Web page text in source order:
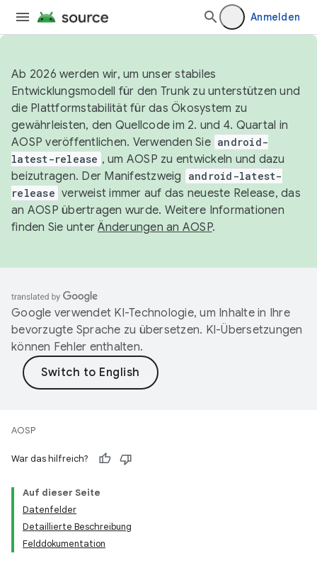
Anmelden
Ab 2026 werden wir, um unser stabiles
Entwicklungsmodell für den Trunk zu unterstützen und
die Plattformstabilität für das Ökosystem zu
gewährleisten, den Quellcode im 2. und 4. Quartal in
AOSP veröffentlichen. Verwenden Sie android-
latest-release , um AOSP zu entwickeln und dazu
beizutragen. Der Manifestzweig
android-latest-
release verweist immer auf das neueste Release, das
an AOSP übertragen wurde. Weitere Informationen
finden Sie unterÄnderungen an AOSP.
Google verwendet KI-Technologie, um Inhalte in Ihre
bevorzugte Sprache zu übersetzen. KI-Übersetzungen
können Fehler enthalten.
AOSP
War das hilfreich?
Auf dieser Seite
Datenfelder
Detaillierte Beschreibung
Felddokumentation